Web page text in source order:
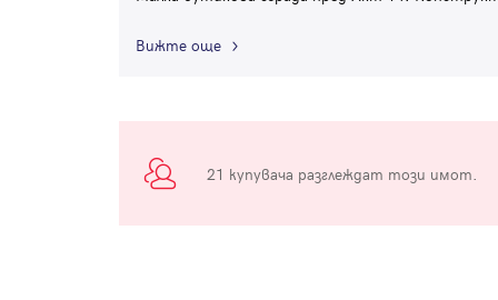
Вижте още
21 купувача разглеждат този имот.